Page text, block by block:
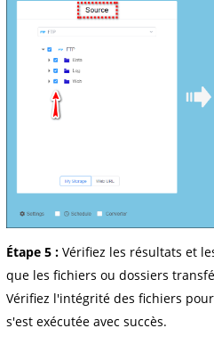
Étape 5 : Vérifiez les résultats et
que les fichiers ou dossiers
Vérifiez l'intégrité des fichiers
s'est exécutée avec succès.